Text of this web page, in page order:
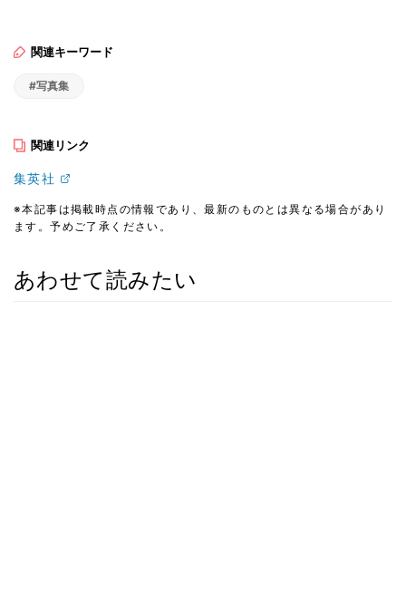
関連キーワード
#写真集
関連リンク
集英社
※本記事は掲載時点の情報であり、最新のものとは異なる場合があり
ます。予めご了承ください。
あわせて読みたい